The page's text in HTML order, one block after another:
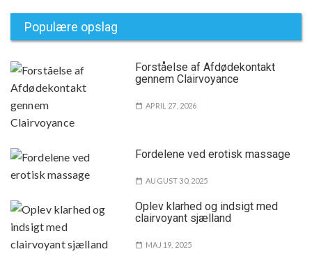
Populære opslag
Forståelse af Afdødekontakt
gennem Clairvoyance
APRIL 27, 2026
Fordelene ved erotisk massage
AUGUST 30, 2025
Oplev klarhed og indsigt med
clairvoyant sjælland
MAJ 19, 2025